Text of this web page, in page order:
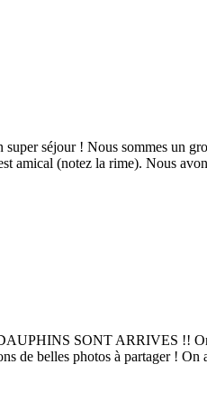
séjour ! Nous sommes un
amical (notez la rime). Nous
SONT ARRIVES !! On
de belles photos à partager !